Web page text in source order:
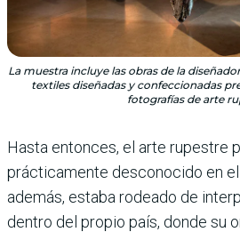
La muestra incluye las obras de la
textiles diseñadas y confeccionadas
fotografías de arte
Hasta entonces, el arte rupes­tre
práctica­mente desconocido en
además, estaba rodeado de
dentro del propio país, donde su